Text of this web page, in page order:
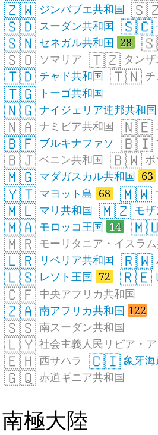
🇿🇼 ジンバブエ共和国
🇸🇩 スーダン共和国 🇸🇨
🇸🇳 セネガル共和国 28
🇸🇴 ソマリア 🇹🇿 タン
🇹🇩 チャド共和国 🇹🇳
🇹🇬 トーゴ共和国
🇳🇬 ナイジェリア連邦共和国
🇳🇦 ナミビア共和国 🇳🇪
🇧🇫 ブルキナファソ 🇧🇮
🇧🇯 ベニン共和国 🇧🇼
🇲🇬 マダガスカル共和国 63
🇾🇹 マヨット島 68 🇲🇼
🇲🇱 マリ共和国 🇲🇿 モ
🇲🇦 モロッコ王国 14
🇲🇷 モーリタニア・イスラ
🇱🇷 リベリア共和国 🇷🇼
🇱🇸 レソト王国 72 🇷🇪
🇨🇫 中央アフリカ共和国
🇿🇦 南アフリカ共和国 122
🇸🇸 南スーダン共和国
🇱🇾 社会主義人民リビア・
🇪🇭 西サハラ 🇨🇮 象牙海
🇬🇶 赤道ギニア共和国
南極大陸